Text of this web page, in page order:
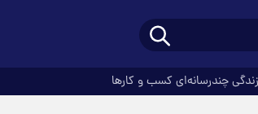
چندرسانه‌ای کسب و کارها